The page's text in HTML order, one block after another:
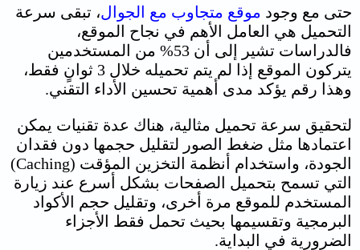
حتى مع وجود موقع متجاوب مع الجوال، تبقى سرعة
التحميل هي العامل الأهم في نجاح الموقع،
فالدراسات تشير إلى أن 53% من المستخدمين
يتركون الموقع إذا لم يتم تحميله خلال 3 ثوانٍ فقط،
وهذا رقم يؤكد مدى أهمية تحسين الأداء التقني.
لتحقيق سرعة تحميل مثالية، هناك عدة تقنيات يمكن
اعتمادها مثل ضغط الصور لتقليل حجمها دون فقدان
الجودة، واستخدام أنظمة التخزين المؤقت (Caching)
التي تسمح بتحميل الصفحات بشكل أسرع عند زيارة
المستخدم للموقع مرة أخرى، وتقليل حجم الأكواد
البرمجية وتقسيمها بحيث تحمل فقط الأجزاء
الضرورية في البداية.